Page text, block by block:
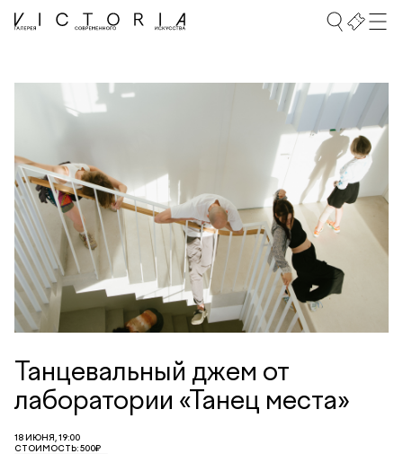
Танцевальный джем от
лаборатории «Танец места»
18 ИЮНЯ, 19:00
СТОИМОСТЬ: 500₽